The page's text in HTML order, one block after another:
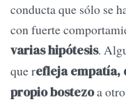
conducta que sólo se
con fuerte
varias hipótesis.
que refleja empatía,
propio bostezoa